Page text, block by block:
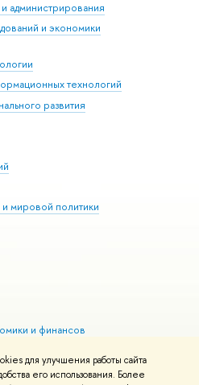
для улучшения работы сайта
его использования. Более
администрирования
и экономики
технологий
развития
мировой политики
и финансов